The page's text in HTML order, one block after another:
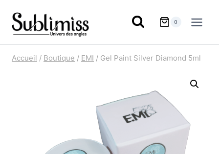
contenu
0
Accueil / Boutique / EMI / Gel Paint Silver Diamond 5ml